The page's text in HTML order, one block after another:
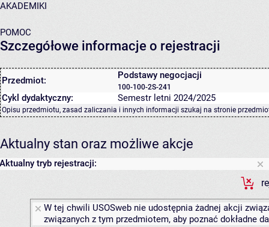
AKADEMIKI
POMOC
Szczegółowe informacje o rejestracji
Przedmiot: Podstawy negocjacji
100-100-2S-241
Cykl dydaktyczny: Semestr letni 2024/2025
Opisu przedmiotu, zasad zaliczania i innych informacji szukaj na stronie
Aktualny stan oraz możliwe akcje
Aktualny tryb rejestracji:
W tej chwili USOSweb nie udostępnia żadnej akcji
związanych z tym przedmiotem, aby poznać dokładne